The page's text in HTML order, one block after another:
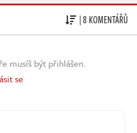
| 8 KOMENTÁŘŮ
musíš být přihlášen.
se